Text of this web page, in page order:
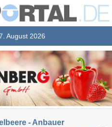
August 2026
- Anbauer